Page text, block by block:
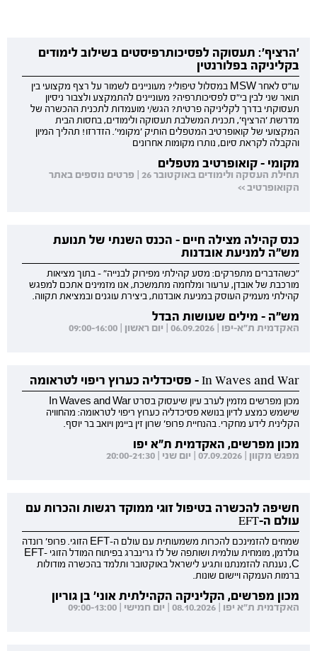
'הרציף': תעסוקה לפסיכותרפיסטים בשילוב לימודים
בקליניקה בפלורנטין
עו"ס לאחר MSW במסלול טיפולי? מעוניינים לשמור על רצף מקצועי בין
תואר שני לבין בי"ס לפסיכותרפיה? מעוניינים להתמקצע ולצבור ניסיון
תעסוקתי בדרך לקליניקה פרטית? הגש/י מועמדות לתכנית ההכשרה של
מדרשת 'הרציף', תכנית המשלבת תעסוקה ולימודים, בחסות הבית
המקצועי של קואופרטיב המטפלים הותיק 'מקומי'. הזדרזו! תהליך המיון
והקבלה לקראת סיום, נותרו מקומות אחרונים
מקומי - קואופרטיב מטפלים
תחילת העסקה ולימודים באוקטובר 26 | פרטים נוספים באתר
הקואופרטיב >>
כנס קהילה מצילה חיים - הכנס השנתי של תנועת
מש"ה למניעת אובדנות
"כשהדברים מתפרקים: מסע קהילתי מפירוק לבנייה" - בתוך מציאות
מורכבת של אובדן, ערעור ומלחמה מתמשכת, אנו מזמינים אתכם למפגש
קהילתי מעמיק העוסק במניעת אובדנות, ביצירת עוגנים ובמציאת תקווה.
מש"ה - מילים שעושות הבדל
האקדמית ת"א-יפו | 06.09.2026 | יום ראשון | 09:00-16:00
In Waves and War - פסיכדליה כערוץ ריפוי לטראומה
מכון מפרשים מזמין לערב עיון שיעסוק בסרט In Waves and War
שישמש כמצע לדיון בנושא פסיכדליה כערוץ ריפוי לטראומה: מהחוויה
הקלינית לידע מחקרי. בהנחיית פרופ' שרון זין ביימן ויואב בר יוסף.
מכון מפרשים, האקדמית ת"א יפו
מפגש מקוון | 07.09.2026 | יום שני | 20:00-21:30
חשיפה להכשרה בטיפול זוגי ממוקד רגשות והכרות עם
עולם ה-EFT
שמחים להזמינכם להכרות משמעותית עם עולם ה-EFT הזוגי. פרופ' רונדה
גולדמן, מומחית עולמית ושותפה של לז גרינברג בפיתוח המודל הזוגי EFT-
C, נענתה להזמנתנו ותגיע לישראל באוקטובר ותלמד בהכשרה מודולות
ברמות העמקה ויישום שונות.
מכון מפרשים, הקליניקה הקהילתית אוני' בן גוריון
האקדמית ת"א יפו | 08.10.2026 | יום חמישי | 09:00-13:00